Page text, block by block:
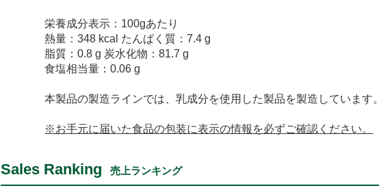
栄養成分表示：100gあたり
熱量：348 kcal たんぱく質：7.4 g
脂質：0.8 g 炭水化物：81.7 g
食塩相当量：0.06 g
本製品の製造ラインでは、乳成分を使用した製品を製造しています。
※お手元に届いた食品の包装に表示の情報を必ずご確認ください。
Sales Ranking 売上ランキング